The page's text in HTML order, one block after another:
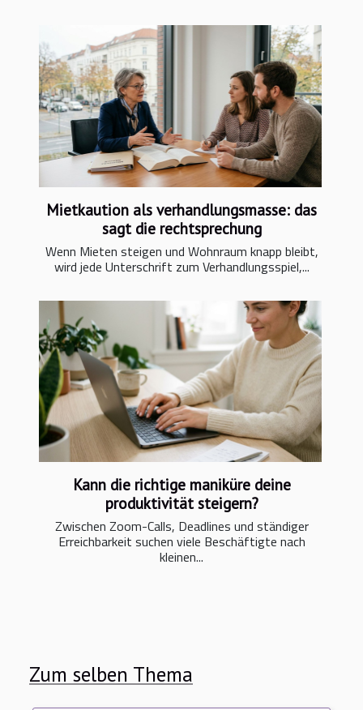
Mietkaution als verhandlungsmasse: das
sagt die rechtsprechung
Wenn Mieten steigen und Wohnraum knapp bleibt,
wird jede Unterschrift zum Verhandlungsspiel,...
Kann die richtige maniküre deine
produktivität steigern?
Zwischen Zoom-Calls, Deadlines und ständiger
Erreichbarkeit suchen viele Beschäftigte nach
kleinen...
Zum selben Thema